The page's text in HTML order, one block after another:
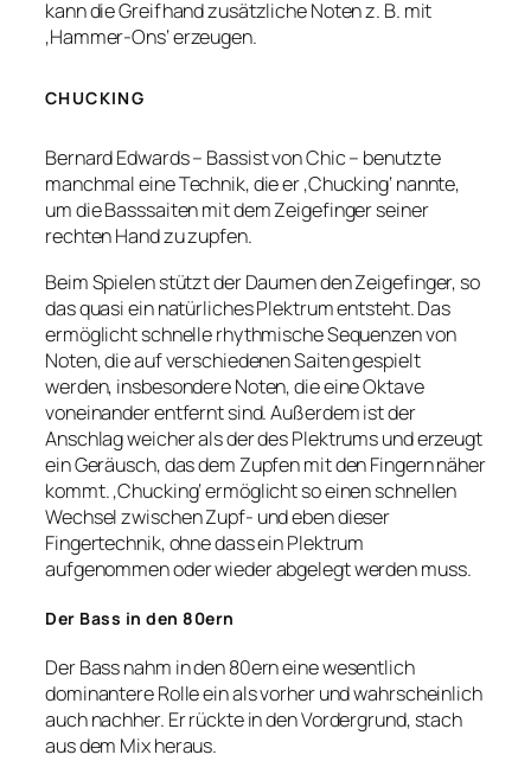
kann die Greifhand zusätzliche Noten z. B. mit
‚Hammer-Ons‘ erzeugen.
CHUCKING
Bernard Edwards – Bassist von Chic – benutzte
manchmal eine Technik, die er ‚Chucking‘ nannte,
um die Basssaiten mit dem Zeigefinger seiner
rechten Hand zu zupfen.
Beim Spielen stützt der Daumen den Zeigefinger, so
das quasi ein natürliches Plektrum entsteht. Das
ermöglicht schnelle rhythmische Sequenzen von
Noten, die auf verschiedenen Saiten gespielt
werden, insbesondere Noten, die eine Oktave
voneinander entfernt sind. Außerdem ist der
Anschlag weicher als der des Plektrums und erzeugt
ein Geräusch, das dem Zupfen mit den Fingern näher
kommt. ‚Chucking‘ ermöglicht so einen schnellen
Wechsel zwischen Zupf- und eben dieser
Fingertechnik, ohne dass ein Plektrum
aufgenommen oder wieder abgelegt werden muss.
Der Bass in den 80ern
Der Bass nahm in den 80ern eine wesentlich
dominantere Rolle ein als vorher und wahrscheinlich
auch nachher. Er rückte in den Vordergrund, stach
aus dem Mix heraus.